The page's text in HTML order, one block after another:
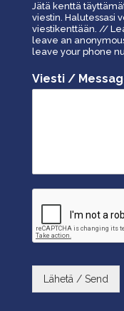
Jätä kenttä
viestin. Halutessasi
viestikenttään. //
leave an
leave your phone
Viesti /
Lähetä / Send